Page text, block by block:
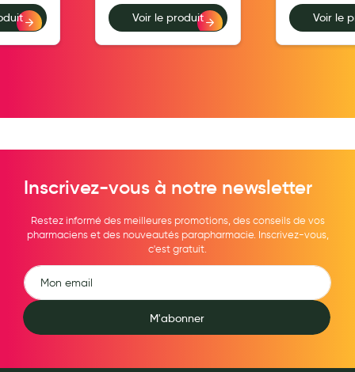
Pansements
Hygiène nasale
Piqûres insectes
Appareils
Contention veineuse
Contactologie
Accessoires pieds et semelles
Soins ORL
Voir le produit Voir le
Inscrivez-vous à notre newsletter
Restez informé des meilleures promotions, des conseils de vos
pharmaciens et des nouveautés parapharmacie. Inscrivez-vous,
c'est gratuit.
M'abonner